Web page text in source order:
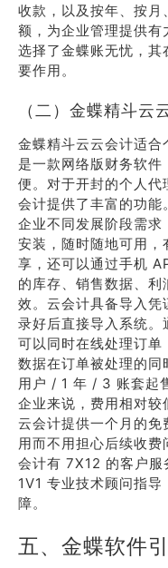
收款，以及按年、按月
额，为企业管理提供有
选择了金蝶账无忧，
要作用。
（二）金蝶精斗云
金蝶精斗云云会计适合
是一款网络版财务软
便。对于开封的个人代
会计提供了丰富的功能
企业不同发展阶段需
安装，随时随地可用
享，还可以通过手机
的库存、销售数据、
效。云会计具备导入
录好后直接导入系统。
可以同时在线处理订
数据在订单被处理的同
用户 / 1 年 / 3 账套起
企业来说，费用相对较
云会计提供一个月的免
用而不用担心后续收
会计有 7X12 的客户
1V1 专业技术顾问指
障。
五、金蝶软件